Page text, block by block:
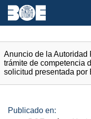
Anuncio de la Autoridad
trámite de competencia
solicitud presentada por
Publicado en: